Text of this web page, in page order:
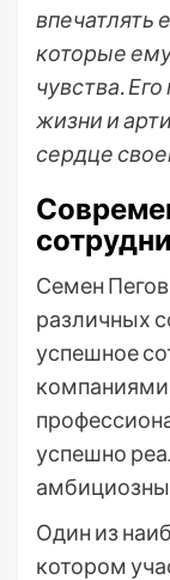
впечатлять
которые
чувства.
жизни и
сердце
Семен
различных
успешное
компаниями
успешно
Один из
котором